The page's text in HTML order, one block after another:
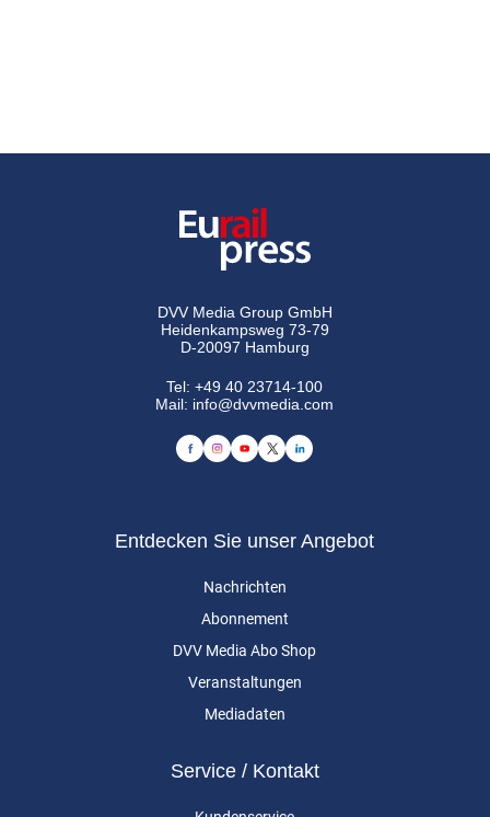
DVV Media Group GmbH
Heidenkampsweg 73-79
D-20097 Hamburg
Tel:+49 40 23714-100
Mail: info@dvvmedia.com
Entdecken Sie unser Angebot
Nachrichten
Abonnement
DVV Media Abo Shop
Veranstaltungen
Mediadaten
Service / Kontakt